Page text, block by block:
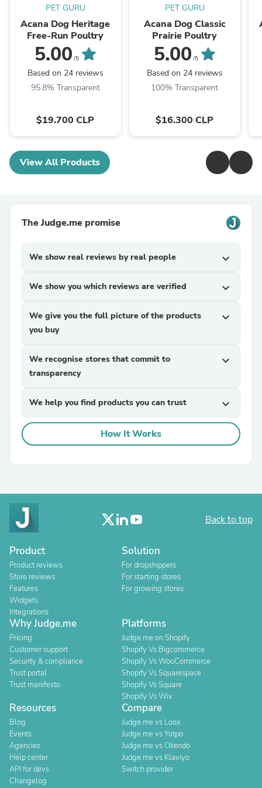
PET GURU
Acana Dog Heritage
Free-Run Poultry
5.00 /5
Based on 24 reviews
95.8% Transparent
$19.700 CLP
PET GURU
Acana Dog Classic
Prairie Poultry
5.00 /5
Based on 24 reviews
100% Transparent
$16.300 CLP
View All Products
The Judge.me promise
We show real reviews by real people expand_more
We show you which reviews are verified expand_more
We give you the full picture of the products
you buy
expand_more
We recognise stores that commit to
transparency
expand_more
We help you find products you can trust expand_more
How It Works
Back to top
Product
Product reviews
Store reviews
Features
Widgets
Integrations
Solution
For dropshippers
For starting stores
For growing stores
Why Judge.me
Pricing
Customer support
Security & compliance
Trust portal
Trust manifesto
Platforms
Judge.me on Shopify
Shopify Vs Bigcommerce
Shopify Vs WooCommerce
Shopify Vs Squarespace
Shopify Vs Square
Shopify Vs Wix
Resources
Blog
Events
Agencies
Help center
API for devs
Changelog
Compare
Judge.me vs Loox
Judge.me vs Yotpo
Judge.me vs Okendo
Judge.me vs Klaviyo
Switch provider